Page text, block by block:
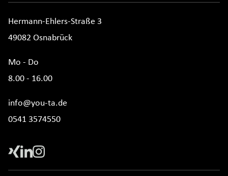
Hermann-Ehlers-Straße 3
49082 Osnabrück
Mo - Do
8.00 - 16.00
info@you-ta.de
0541 3574550